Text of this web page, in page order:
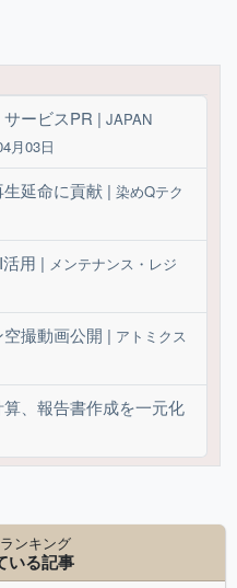
ービスPR | JAPAN
月03日
延命に貢献 | 染めQテク
用 | メンテナンス・レジ
撮動画公開 | アトミクス
、報告書作成を一元化
ンキング
いる記事